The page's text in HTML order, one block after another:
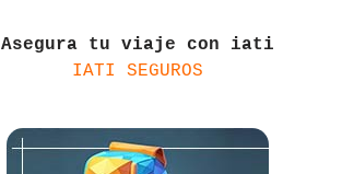
Asegura tu viaje con iati
IATI SEGUROS